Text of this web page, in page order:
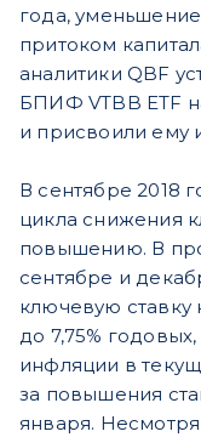
года,
притоком
аналитики QBF
БПИФ VTBB ETF
и присвоили ему
В сентябре 2018
цикла снижения
повышению. В
сентябре и
ключевую ставку
до 7,75%
инфляции в
за повышения
января.